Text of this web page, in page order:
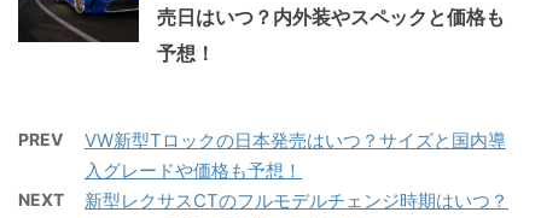
売日はいつ？内外装やスペックと価格も
予想！
PREV
VW新型Tロックの日本発売はいつ？サイズと国内導
入グレードや価格も予想！
NEXT
新型レクサスCTのフルモデルチェンジ時期はいつ？